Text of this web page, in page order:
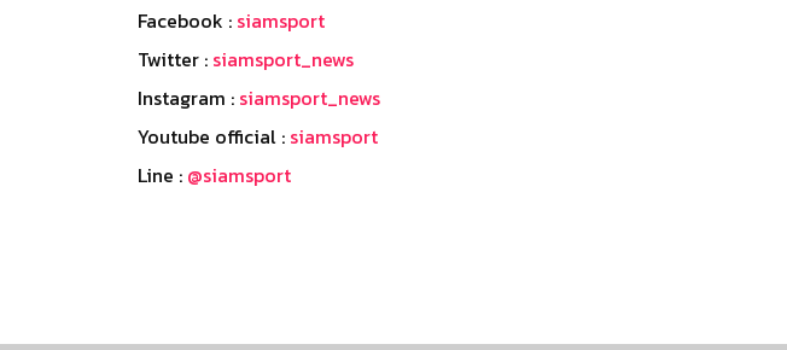
Facebook : siamsport
Twitter : siamsport_news
Instagram : siamsport_news
Youtube official : siamsport
Line : @siamsport